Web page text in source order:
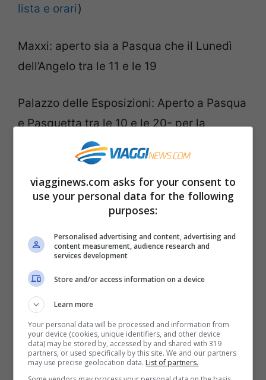
lista e orari)
Maxxi: aperto sia a Pasqua che il Lunedì
dell’Angelo tra le 11 e le 19
Palazzo delle Esposizioni: Aperto a Pasqua
e Pasquetta tra le 10 e le 20- per la
recensione della
L’Avanguardia Americana 1945-1980’
clicca qui
Palazzo del Quirinale: chiuso
Musei Vaticani e Cappella Sistina: chiusi
Complesso del Vittoriano, mostra ‘Dalì, un
artista. Un genio’ : aperta sia a Pasqua che
il Lunedì dell’Angelo tra le 9.30 e 19.30-
la recensione della mostra, clicca qui
viagginews.com asks for your consent to
use your personal data for the following
purposes:
Personalised advertising and content, advertising and
content measurement, audience research and
services development
Store and/or access information on a device
Learn more
Your personal data will be processed and information from
your device (cookies, unique identifiers, and other device
data) may be stored by, accessed by and shared with 319
partners, or used specifically by this site. We and our partners
may use precise geolocation data. List of partners.